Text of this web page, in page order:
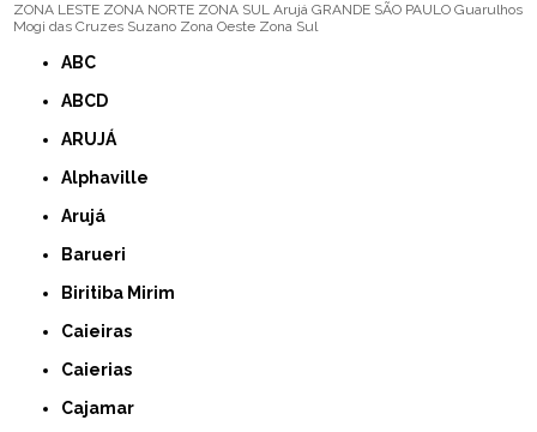
ZONA LESTE ZONA NORTE ZONA SUL Arujá GRANDE SÃO PAULO Guarulhos
Mogi das Cruzes Suzano Zona Oeste Zona Sul
ABC
ABCD
ARUJÁ
Alphaville
Arujá
Barueri
Biritiba Mirim
Caieiras
Caierias
Cajamar